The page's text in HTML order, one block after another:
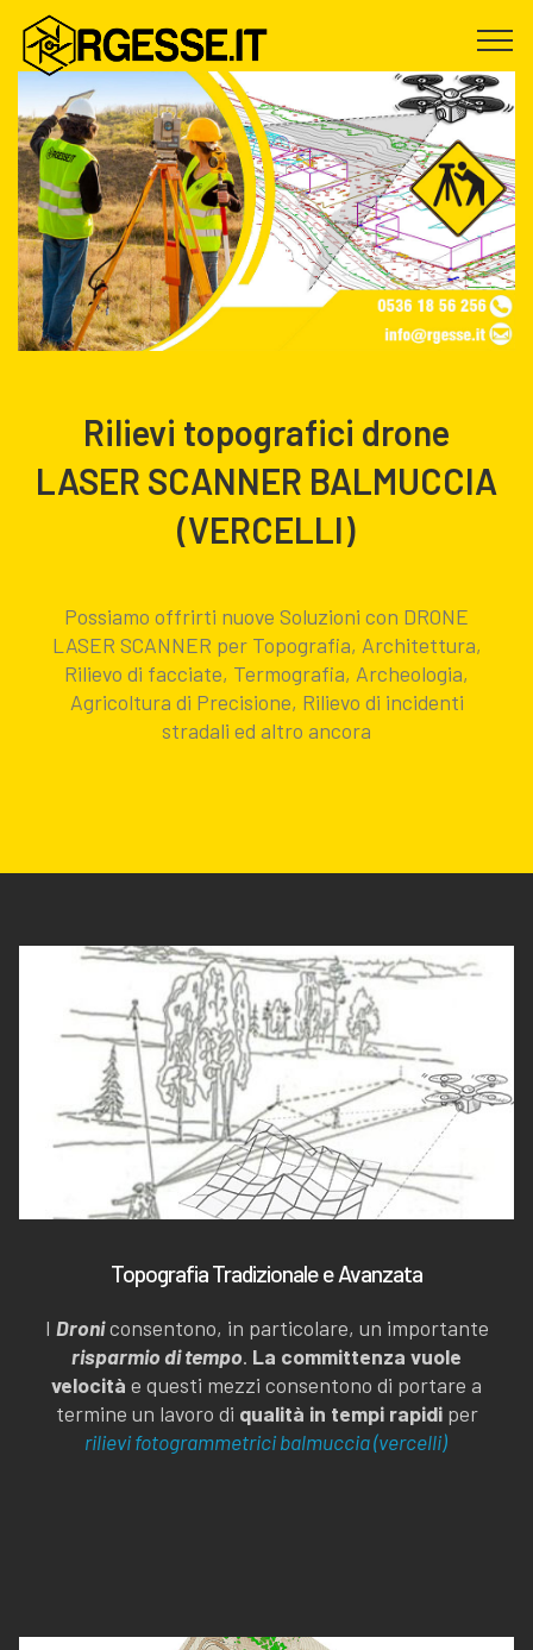
Rilievi topografici drone
LASER SCANNER BALMUCCIA
(VERCELLI)
Possiamo offrirti nuove Soluzioni con DRONE
LASER SCANNER per Topografia, Architettura,
Rilievo di facciate, Termografia, Archeologia,
Agricoltura di Precisione, Rilievo di incidenti
stradali ed altro ancora
Topografia Tradizionale e Avanzata
I Droniconsentono, in particolare, un importante
risparmio di tempo. La committenza vuole
velocità e questi mezzi consentono di portare a
termine un lavoro di qualità in tempi rapidiper
rilievi fotogrammetrici balmuccia (vercelli)